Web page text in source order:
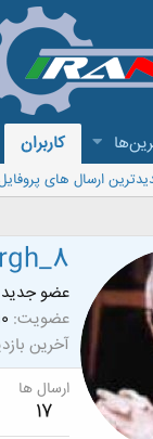
کاربران
ارسال های
عضو جدید
عضویت
آخرین
ارسال ها
17